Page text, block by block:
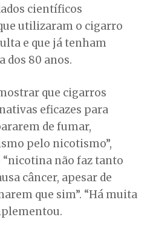
científicos
utilizaram o cigarro
e que já tenham
dos 80 anos.
que cigarros
eficazes para
de fumar,
pelo nicotismo”,
“nicotina não faz tanto
câncer, apesar de
que sim”. “Há muita